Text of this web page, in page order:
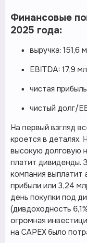
Финансовые
2025 года:
выручка: 151,6
EBITDA: 17,9
чистая
чистый долг/
На первый взгляд
кроется в деталях.
высокую долговую
платит дивиденды.
компания выплатит
прибыли или 3,24
день покупки под
(дивдоходность
огромная
на CAPEX было